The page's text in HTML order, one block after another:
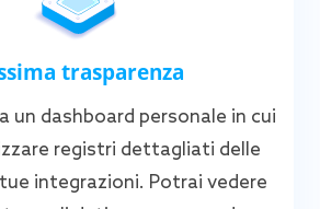
trasparenza
un dashboard personale in cui
registri dettagliati delle
integrazioni. Potrai vedere